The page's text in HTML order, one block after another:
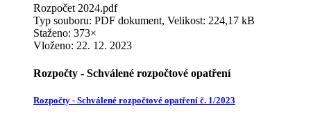
Rozpočet 2024.pdf
Typ souboru: PDF dokument, Velikost: 224,17 kB
Staženo: 373×
Vloženo: 22. 12. 2023
Rozpočty - Schválené rozpočtové opatření
Rozpočty - Schválené rozpočtové opatření č. 1/2023